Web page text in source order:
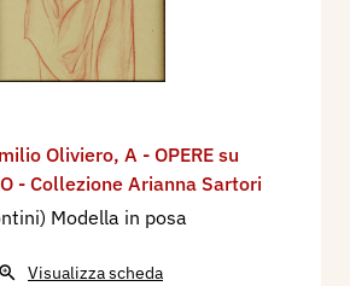
Oliviero, A - OPERE su
- Collezione Arianna Sartori
Modella in posa
Visualizza scheda